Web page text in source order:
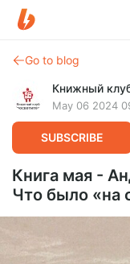
Go to blog
Книжный
May 06 2024
SUBSCRIBE
Книга мая -
Что было «на